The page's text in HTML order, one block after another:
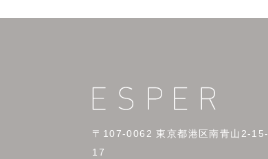
〒107-0062 東京都港区南青山2-15-
17